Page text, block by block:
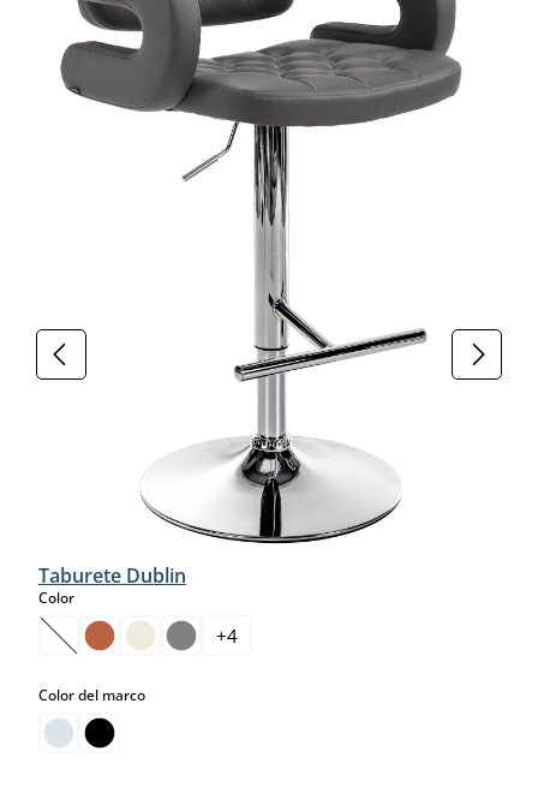
Taburete Dublin
Colorselect
(Esta opción no está disponible en este momento.)
+4
Color del marcoselect